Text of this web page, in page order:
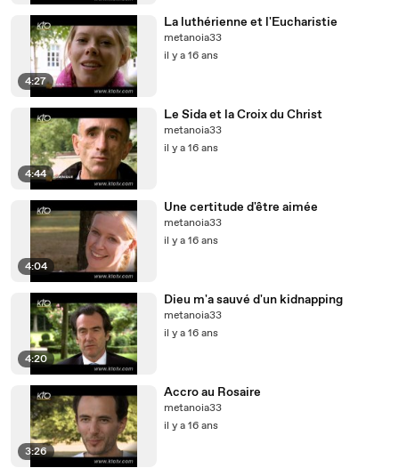
4:27
La luthérienne et l'Eucharistie
metanoia33
il y a 16 ans
4:44
Le Sida et la Croix du Christ
metanoia33
il y a 16 ans
4:04
Une certitude d'être aimée
metanoia33
il y a 16 ans
4:20
Dieu m'a sauvé d'un kidnapping
metanoia33
il y a 16 ans
3:26
Accro au Rosaire
metanoia33
il y a 16 ans